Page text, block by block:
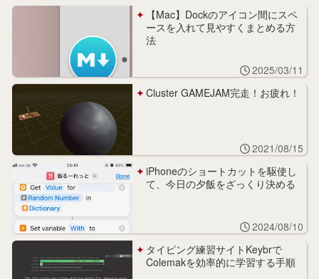
【Mac】Dockのアイコン間にスペ
ースを入れて見やすくまとめる方
法
2025/03/11
Cluster GAMEJAM完走！お疲れ！
2021/08/15
iPhoneのショートカットを駆使し
て、今日の夕飯をざっくり決める
2024/08/10
タイピング練習サイトKeybrで
Colemakを効率的に学習する手順